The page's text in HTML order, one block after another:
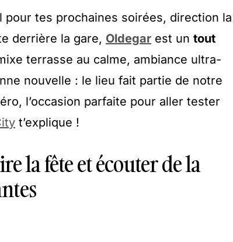
tes prochaines soirées, direction la
derrière la gare, Oldegar est un tout
terrasse au calme, ambiance ultra-
nouvelle : le lieu fait partie de notre
l’occasion parfaite pour aller tester
t’explique !
la fête et écouter de la